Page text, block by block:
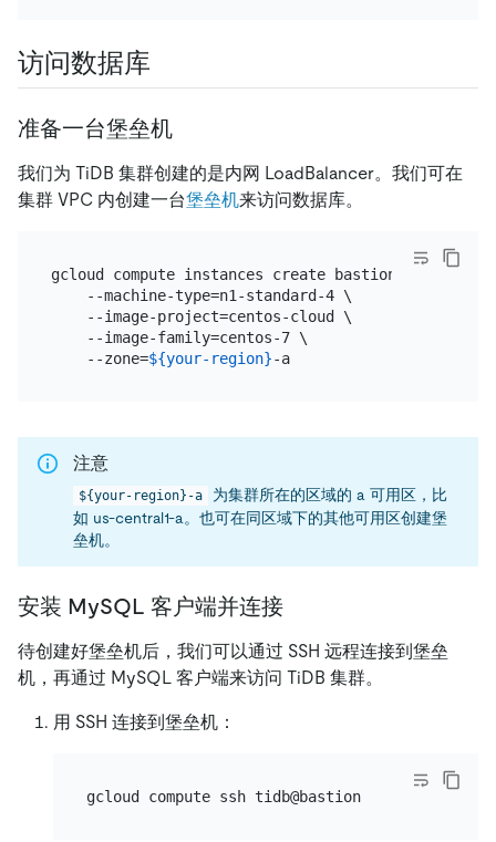
访问数据库
准备一台堡垒机
我们为 TiDB 集群创建的是内网 LoadBalancer。我们可在
集群 VPC 内创建一台堡垒机来访问数据库。
gcloud compute instances create bastion \
    --machine-type=n1-standard-4 \
    --image-project=centos-cloud \
    --image-family=centos-7 \
    --zone=
${your-region} -a
注意
${your-region}-a
为集群所在的区域的 a 可用区，比
如 us-central1-a。也可在同区域下的其他可用区创建堡
垒机。
安装 MySQL 客户端并连接
待创建好堡垒机后，我们可以通过 SSH 远程连接到堡垒
机，再通过 MySQL 客户端来访问 TiDB 集群。
用 SSH 连接到堡垒机：
gcloud compute ssh tidb@bastion